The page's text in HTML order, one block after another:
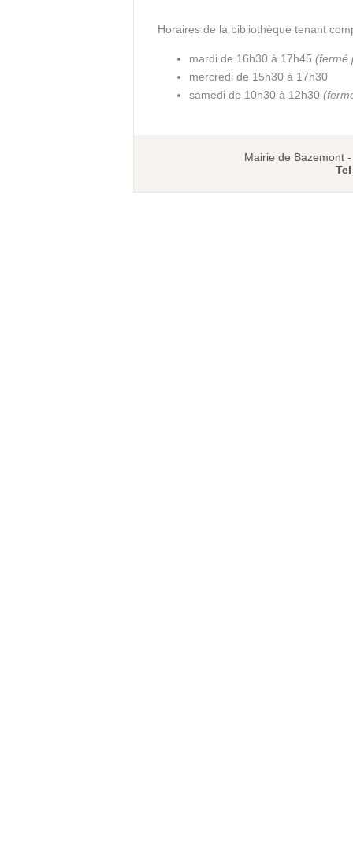
Horaires de la bibliothèque tenant
mardi de 16h30 à 17h45 (fermé
mercredi de 15h30 à 17h30
samedi de 10h30 à 12h30
Mairie de Bazemont